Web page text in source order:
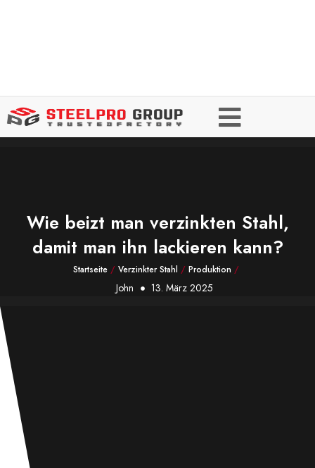
Wie beizt man verzinkten Stahl,
damit man ihn lackieren kann?
Startseite / Verzinkter Stahl / Produktion /
John 13. März 2025